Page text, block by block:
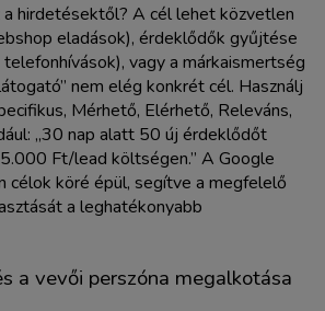
a hirdetésektől? A cél lehet közvetlen
eladások), érdeklődők gyűjtése
vagy a márkaismertség
nem elég konkrét cél. Használj
Mérhető, Elérhető, Releváns,
„30 nap alatt 50 új érdeklődőt
Ft/lead költségen.” A Google
célok köré épül, segítve a megfelelő
a leghatékonyabb
a vevői perszóna megalkotása